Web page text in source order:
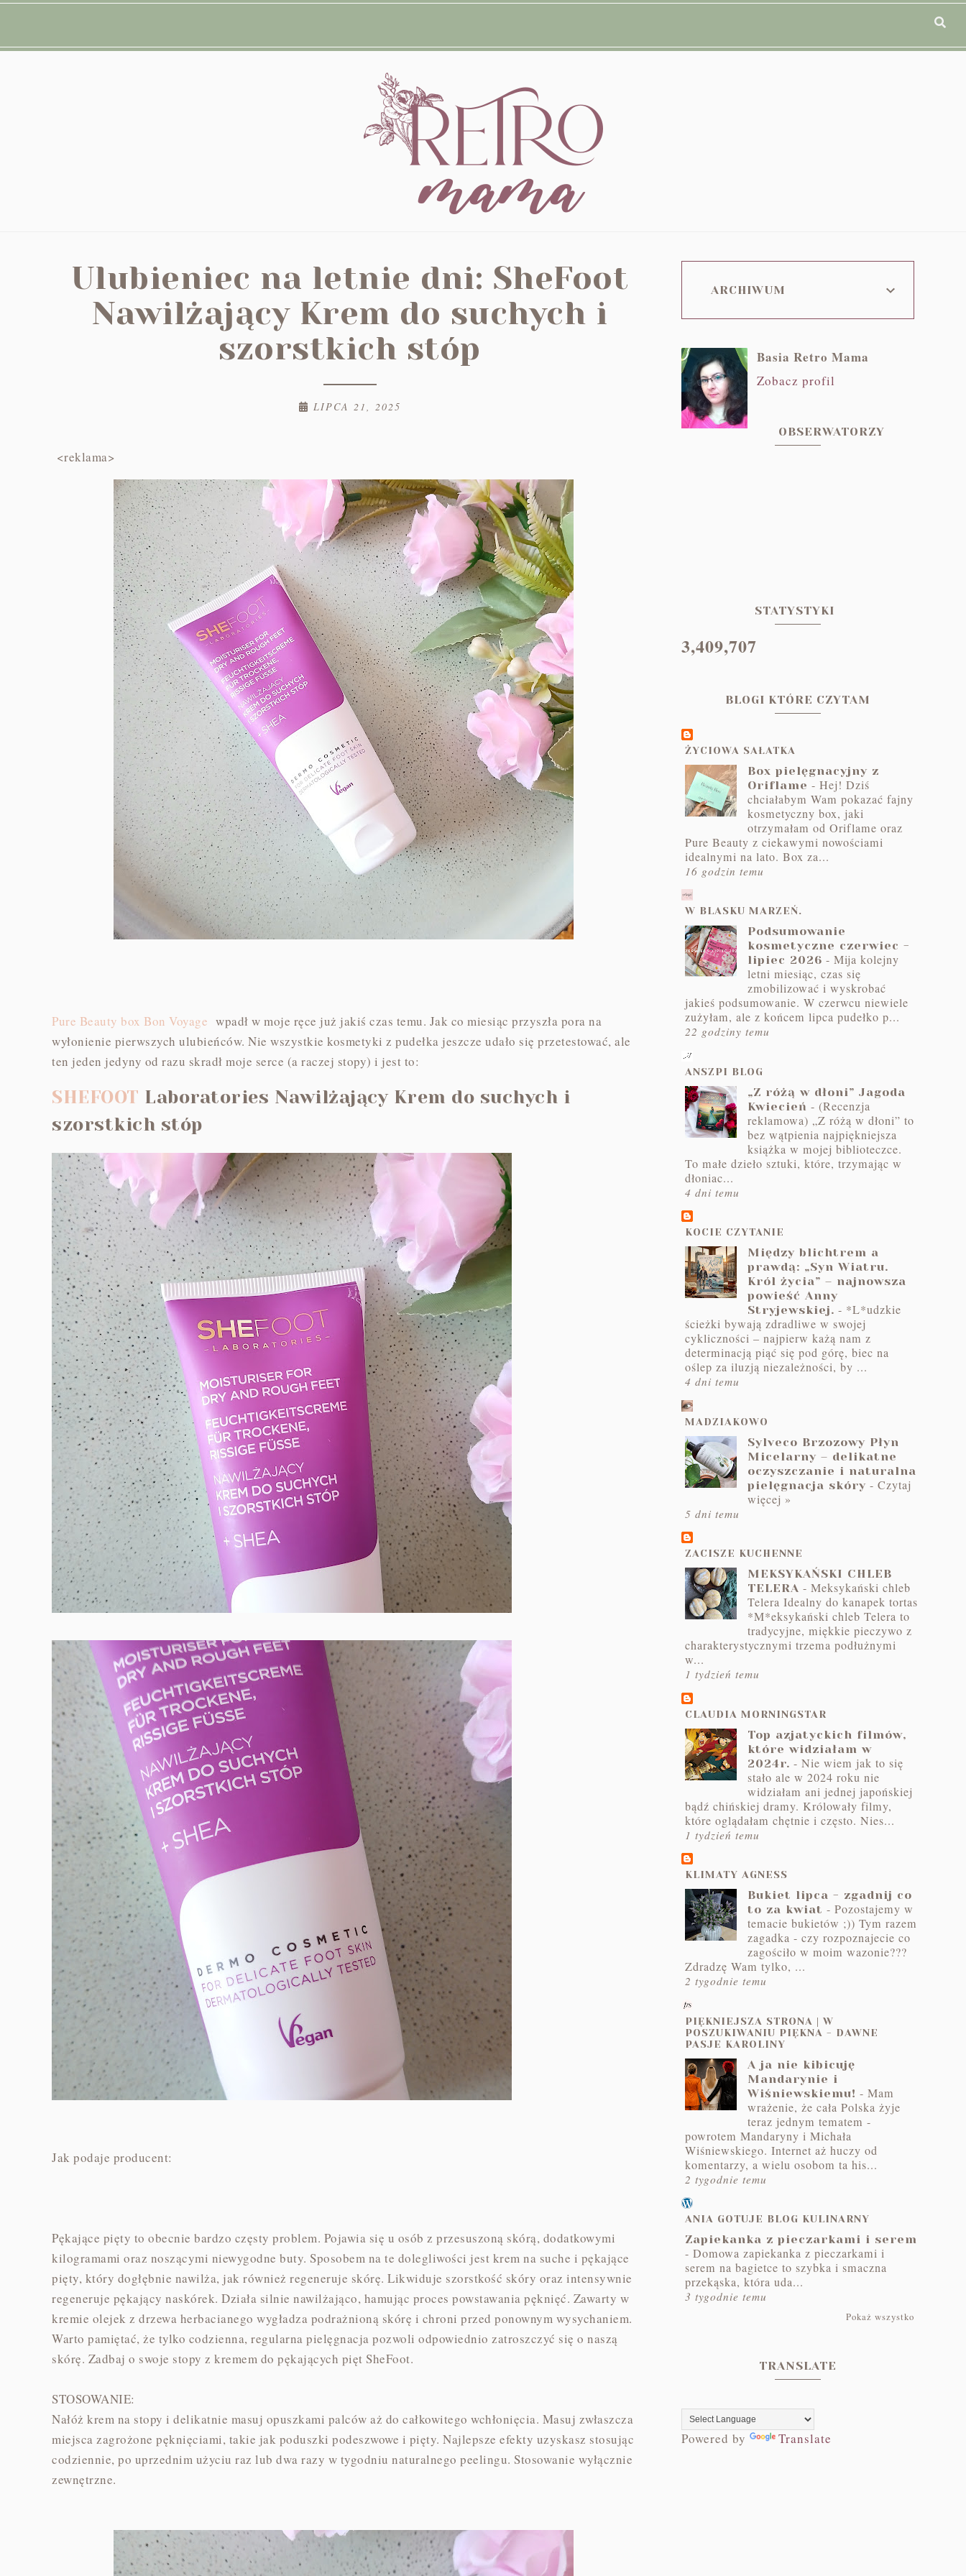
Ulubieniec na letnie dni: SheFoot
Nawilżający Krem do suchych i
szorstkich stóp
LIPCA 21, 2025
<reklama>
Pure Beauty box Bon Voyage wpadł w moje ręce już jakiś czas temu. Jak co miesiąc przyszła pora na
wyłonienie pierwszych ulubieńców. Nie wszystkie kosmetyki z pudełka jeszcze udało się przetestować, ale
ten jeden jedyny od razu skradł moje serce (a raczej stopy) i jest to:
SHEFOOT Laboratories Nawilżający Krem do suchych i
szorstkich stóp
Jak podaje producent:
Pękające pięty to obecnie bardzo częsty problem. Pojawia się u osób z przesuszoną skórą, dodatkowymi
kilogramami oraz noszącymi niewygodne buty. Sposobem na te dolegliwości jest krem na suche i pękające
pięty, który dogłębnie nawilża, jak również regeneruje skórę. Likwiduje szorstkość skóry oraz intensywnie
regeneruje pękający naskórek. Działa silnie nawilżająco, hamując proces powstawania pęknięć. Zawarty w
kremie olejek z drzewa herbacianego wygładza podrażnioną skórę i chroni przed ponownym wysychaniem.
Warto pamiętać, że tylko codzienna, regularna pielęgnacja pozwoli odpowiednio zatroszczyć się o naszą
skórę. Zadbaj o swoje stopy z kremem do pękających pięt SheFoot.
STOSOWANIE:
Nałóż krem na stopy i delikatnie masuj opuszkami palców aż do całkowitego wchłonięcia. Masuj zwłaszcza
miejsca zagrożone pęknięciami, takie jak poduszki podeszwowe i pięty. Najlepsze efekty uzyskasz stosując
codziennie, po uprzednim użyciu raz lub dwa razy w tygodniu naturalnego peelingu. Stosowanie wyłącznie
zewnętrzne.
ARCHIWUM
Basia Retro Mama
Zobacz profil
OBSERWATORZY
STATYSTYKI
3,409,707
BLOGI KTÓRE CZYTAM
ŻYCIOWA SAŁATKA
Box pielęgnacyjny z
Oriflame - Hej! Dziś
chciałabym Wam pokazać fajny
kosmetyczny box, jaki
otrzymałam od Oriflame oraz
Pure Beauty z ciekawymi nowościami
idealnymi na lato. Box za...
16 godzin temu
W BLASKU MARZEŃ.
Podsumowanie
kosmetyczne czerwiec -
lipiec 2026 - Mija kolejny
letni miesiąc, czas się
zmobilizować i wyskrobać
jakieś podsumowanie. W czerwcu niewiele
zużyłam, ale z końcem lipca pudełko p...
22 godziny temu
ANSZPI BLOG
„Z różą w dłoni” Jagoda
Kwiecień - (Recenzja
reklamowa) „Z różą w dłoni” to
bez wątpienia najpiękniejsza
książka w mojej biblioteczce.
To małe dzieło sztuki, które, trzymając w
dłoniac...
4 dni temu
KOCIE CZYTANIE
Między blichtrem a
prawdą: „Syn Wiatru.
Król życia” – najnowsza
powieść Anny
Stryjewskiej. - *L*udzkie
ścieżki bywają zdradliwe w swojej
cykliczności – najpierw każą nam z
determinacją piąć się pod górę, biec na
oślep za iluzją niezależności, by ...
4 dni temu
MADZIAKOWO
Sylveco Brzozowy Płyn
Micelarny – delikatne
oczyszczanie i naturalna
pielęgnacja skóry - Czytaj
więcej »
5 dni temu
ZACISZE KUCHENNE
MEKSYKAŃSKI CHLEB
TELERA - Meksykański chleb
Telera Idealny do kanapek tortas
*M*eksykański chleb Telera to
tradycyjne, miękkie pieczywo z
charakterystycznymi trzema podłużnymi
w...
1 tydzień temu
CLAUDIA MORNINGSTAR
Top azjatyckich filmów,
które widziałam w
2024r. - Nie wiem jak to się
stało ale w 2024 roku nie
widziałam ani jednej japońskiej
bądź chińskiej dramy. Królowały filmy,
które oglądałam chętnie i często. Nies...
1 tydzień temu
KLIMATY AGNESS
Bukiet lipca - zgadnij co
to za kwiat - Pozostajemy w
temacie bukietów ;)) Tym razem
zagadka - czy rozpoznajecie co
zagościło w moim wazonie???
Zdradzę Wam tylko, ...
2 tygodnie temu
PIĘKNIEJSZA STRONA | W
POSZUKIWANIU PIĘKNA - DAWNE
PASJE KAROLINY
A ja nie kibicuję
Mandarynie i
Wiśniewskiemu! - Mam
wrażenie, że cała Polska żyje
teraz jednym tematem -
powrotem Mandaryny i Michała
Wiśniewskiego. Internet aż huczy od
komentarzy, a wielu osobom ta his...
2 tygodnie temu
ANIA GOTUJE BLOG KULINARNY
Zapiekanka z pieczarkami i serem
- Domowa zapiekanka z pieczarkami i
serem na bagietce to szybka i smaczna
przekąska, która uda...
3 tygodnie temu
Pokaż wszystko
TRANSLATE
Powered by Translate